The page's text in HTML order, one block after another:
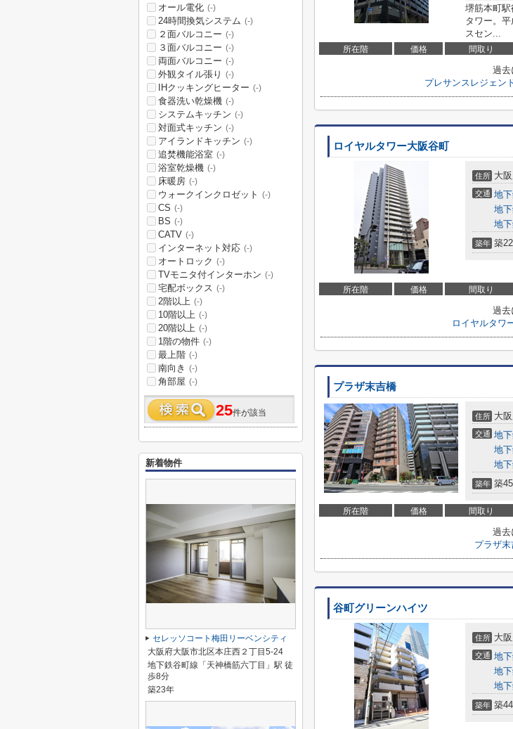
堺筋本町
タワー。
スセン...
所在階 価格 間取り
過去
プレサンスレジェン
ロイヤルタワー大阪谷町
住所 大
交通 地
地
地
築年 築
所在階 価格 間取り
過去
ロイヤルタワ
プラザ末吉橋
住所 大
交通 地
地
地
築年 築
所在階 価格 間取り
過去
プラザ
谷町グリーンハイツ
住所 大
交通 地
地
地
築年 築
オール電化 (-)
24時間換気システム (-)
２面バルコニー (-)
３面バルコニー (-)
両面バルコニー (-)
外観タイル張り (-)
IHクッキングヒーター (-)
食器洗い乾燥機 (-)
システムキッチン (-)
対面式キッチン (-)
アイランドキッチン (-)
追焚機能浴室 (-)
浴室乾燥機 (-)
床暖房 (-)
ウォークインクロゼット (-)
CS (-)
BS (-)
CATV (-)
インターネット対応 (-)
オートロック (-)
TVモニタ付インターホン (-)
宅配ボックス (-)
2階以上 (-)
10階以上 (-)
20階以上 (-)
1階の物件 (-)
最上階 (-)
南向き (-)
角部屋 (-)
25件が該当
新着物件
セレッソコート梅田リーベンシティ
大阪府大阪市北区本庄西２丁目5-24
地下鉄谷町線「天神橋筋六丁目」駅 徒
歩8分
築23年